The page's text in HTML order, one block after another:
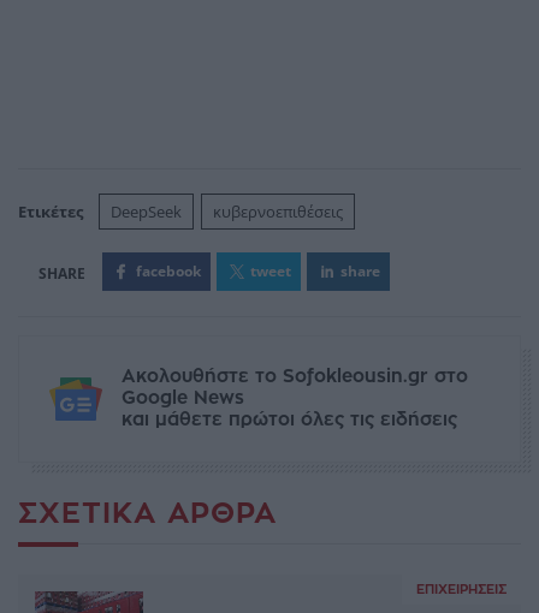
Ετικέτες DeepSeek κυβερνοεπιθέσεις
facebook tweet share
Ακολουθήστε το Sofokleousin.gr στο
Google News
και μάθετε πρώτοι όλες τις ειδήσεις
ΣΧΕΤΙΚΆ ΆΡΘΡΑ
ΕΠΙΧΕΙΡΉΣΕΙΣ